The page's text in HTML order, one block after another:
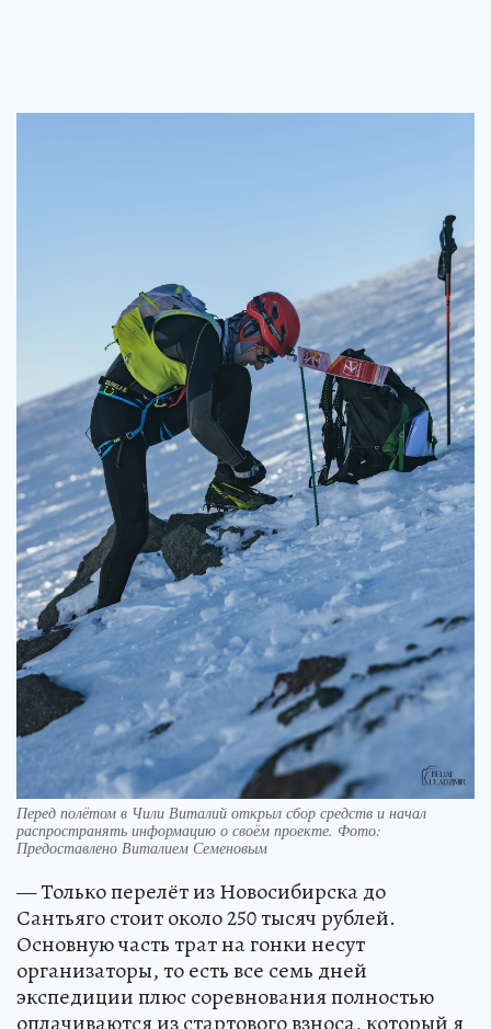
Перед полётом в Чили Виталий открыл сбор средств и начал
распространять информацию о своём проекте. Фото:
Предоставлено Виталием Семеновым
— Только перелёт из Новосибирска до
Сантьяго стоит около 250 тысяч рублей.
Основную часть трат на гонки несут
организаторы, то есть все семь дней
экспедиции плюс соревнования полностью